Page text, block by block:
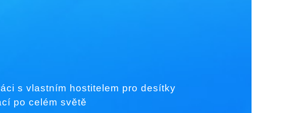
s vlastním hostitelem pro desítky
po celém světě